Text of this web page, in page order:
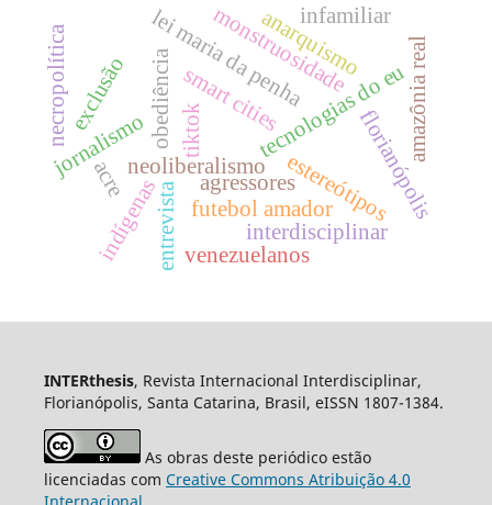
tecnologias do eu
estereótipos
monstruosidade
lei maria da penha
agressores
smart cities
neoliberalismo florianópolis
obediência
anarquismo
jornalismo
indígenas
acre
amazônia real
interdisciplinar
entrevista futebol amador
exclusão
necropolítica
venezuelanos
infamiliar
tiktok
INTERthesis, Revista Internacional Interdisciplinar,
Florianópolis, Santa Catarina, Brasil, eISSN 1807-1384.
As obras deste periódico estão
licenciadas com Creative Commons Atribuição 4.0
Internacional